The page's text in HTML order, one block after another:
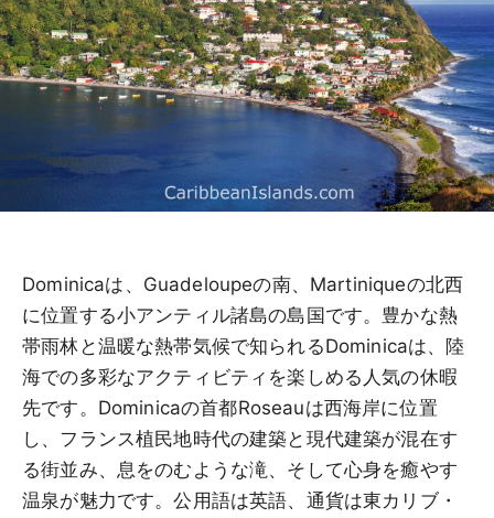
Dominicaは、Guadeloupeの南、Martiniqueの北西
に位置する小アンティル諸島の島国です。豊かな熱
帯雨林と温暖な熱帯気候で知られるDominicaは、陸
海での多彩なアクティビティを楽しめる人気の休暇
先です。Dominicaの首都Roseauは西海岸に位置
し、フランス植民地時代の建築と現代建築が混在す
る街並み、息をのむような滝、そして心身を癒やす
温泉が魅力です。公用語は英語、通貨は東カリブ・